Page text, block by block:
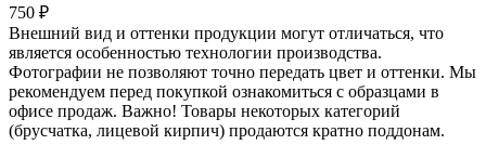
750 ₽
Внешний вид и оттенки продукции могут отличаться, что
является особенностью технологии производства.
Фотографии не позволяют точно передать цвет и оттенки. Мы
рекомендуем перед покупкой ознакомиться с образцами в
офисе продаж. Важно! Товары некоторых категорий
(брусчатка, лицевой кирпич) продаются кратно поддонам.